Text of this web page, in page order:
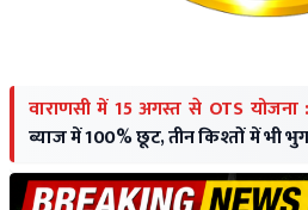
वाराणसी में 15 अगस्त से OTS योजना :
ब्याज में 100% छूट, तीन किश्तों में भी